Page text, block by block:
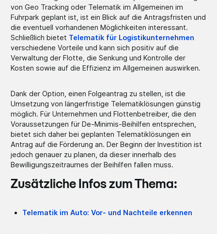
von Geo Tracking oder Telematik im Allgemeinen im
Fuhrpark geplant ist, ist ein Blick auf die Antragsfristen und
die eventuell vorhandenen Möglichkeiten interessant.
Schließlich bietet Telematik für Logistikunternehmen
verschiedene Vorteile und kann sich positiv auf die
Verwaltung der Flotte, die Senkung und Kontrolle der
Kosten sowie auf die Effizienz im Allgemeinen auswirken.
Dank der Option, einen Folgeantrag zu stellen, ist die
Umsetzung von längerfristige Telematiklösungen günstig
möglich. Für Unternehmen und Flottenbetreiber, die den
Voraussetzungen für De-Minimis-Beihilfen entsprechen,
bietet sich daher bei geplanten Telematiklösungen ein
Antrag auf die Förderung an. Der Beginn der Investition ist
jedoch genauer zu planen, da dieser innerhalb des
Bewilligungszeitraumes der Beihilfen fallen muss.
Zusätzliche Infos zum Thema:
Telematik im Auto: Vor- und Nachteile erkennen